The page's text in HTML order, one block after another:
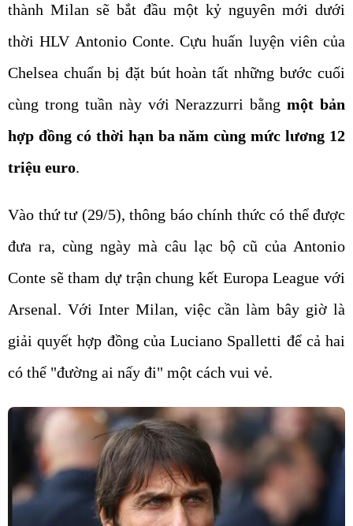
thành Milan sẽ bắt đầu một kỷ nguyên mới dưới
thời HLV Antonio Conte. Cựu huấn luyện viên của
Chelsea chuẩn bị đặt bút hoàn tất những bước cuối
cùng trong tuần này với Nerazzurri bằngmột bản
hợp đồng có thời hạn ba năm cùng mức lương 12
triệu euro.
Vào thứ tư (29/5), thông báo chính thức có thể được
đưa ra, cùng ngày mà câu lạc bộ cũ của Antonio
Conte sẽ tham dự trận chung kết Europa League với
Arsenal. Với Inter Milan, việc cần làm bây giờ là
giải quyết hợp đồng của Luciano Spalletti để cả hai
có thể "đường ai nấy đi" một cách vui vẻ.